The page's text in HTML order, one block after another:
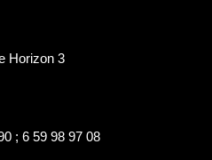
Horizon 3
; 6 59 98 97 08